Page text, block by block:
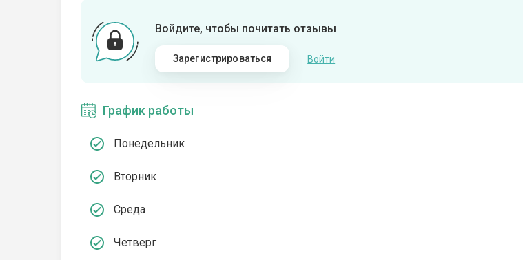
Войдите, чтобы почитать отзывы
Зарегистрироваться Войти
График работы
Понедельник
Вторник
Среда
Четверг